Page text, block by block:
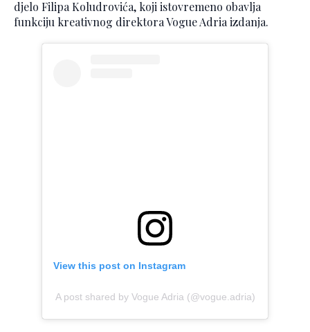
djelo Filipa Koludrovića, koji istovremeno obavlja
funkciju kreativnog direktora Vogue Adria izdanja.
View this post on Instagram
A post shared by Vogue Adria (@vogue.adria)